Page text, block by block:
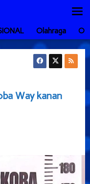
Olahraga
Way kanan